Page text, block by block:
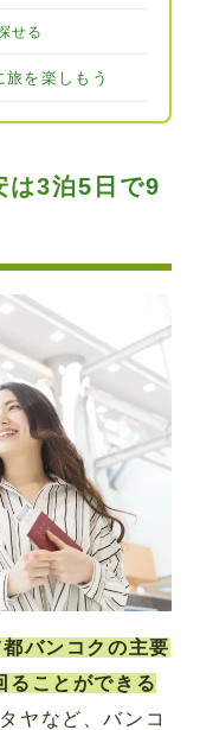
せる
を楽しもう
は3泊5日で9
バンコクの主要
ることができる
ヤなど、バンコ